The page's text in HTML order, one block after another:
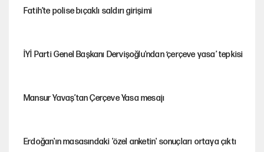
Fatih’te polise bıçaklı saldırı girişimi
İYİ Parti Genel Başkanı Dervişoğlu'ndan ‘çerçeve yasa’ tepkisi
Mansur Yavaş’tan Çerçeve Yasa mesajı
Erdoğan'ın masasındaki 'özel anketin' sonuçları ortaya çıktı